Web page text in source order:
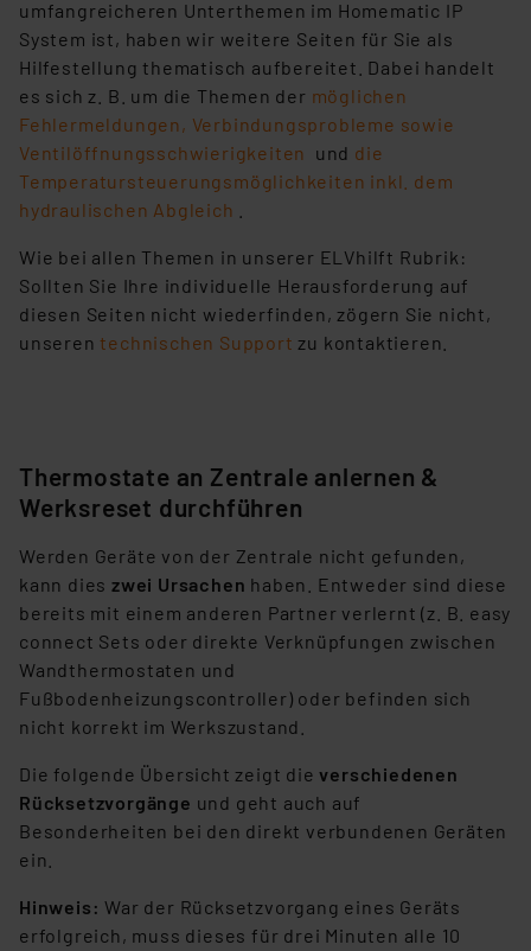
umfangreicheren Unterthemen im Homematic IP
System ist, haben wir weitere Seiten für Sie als
Hilfestellung thematisch aufbereitet. Dabei handelt
es sich z. B. um die Themen der möglichen
Fehlermeldungen, Verbindungsprobleme sowie
Ventilöffnungsschwierigkeiten und die
Temperatursteuerungsmöglichkeiten inkl. dem
hydraulischen Abgleich
Wie bei allen Themen in unserer ELVhilft Rubrik:
Sollten Sie Ihre individuelle Herausforderung auf
diesen Seiten nicht wiederfinden, zögern Sie nicht,
unserentechnischen Support zu kontaktieren.
Thermostate an Zentrale anlernen &
Werksreset durchführen
Werden Geräte von der Zentrale nicht gefunden,
kann dies zwei Ursachen haben. Entweder sind diese
bereits mit einem anderen Partner verlernt (z. B. easy
connect Sets oder direkte Verknüpfungen zwischen
Wandthermostaten und
Fußbodenheizungscontroller) oder befinden sich
nicht korrekt im Werkszustand.
Die folgende Übersicht zeigt dieverschiedenen
Rücksetzvorgänge und geht auch auf
Besonderheiten bei den direkt verbundenen Geräten
ein.
Hinweis:War der Rücksetzvorgang eines Geräts
erfolgreich, muss dieses für drei Minuten alle 10